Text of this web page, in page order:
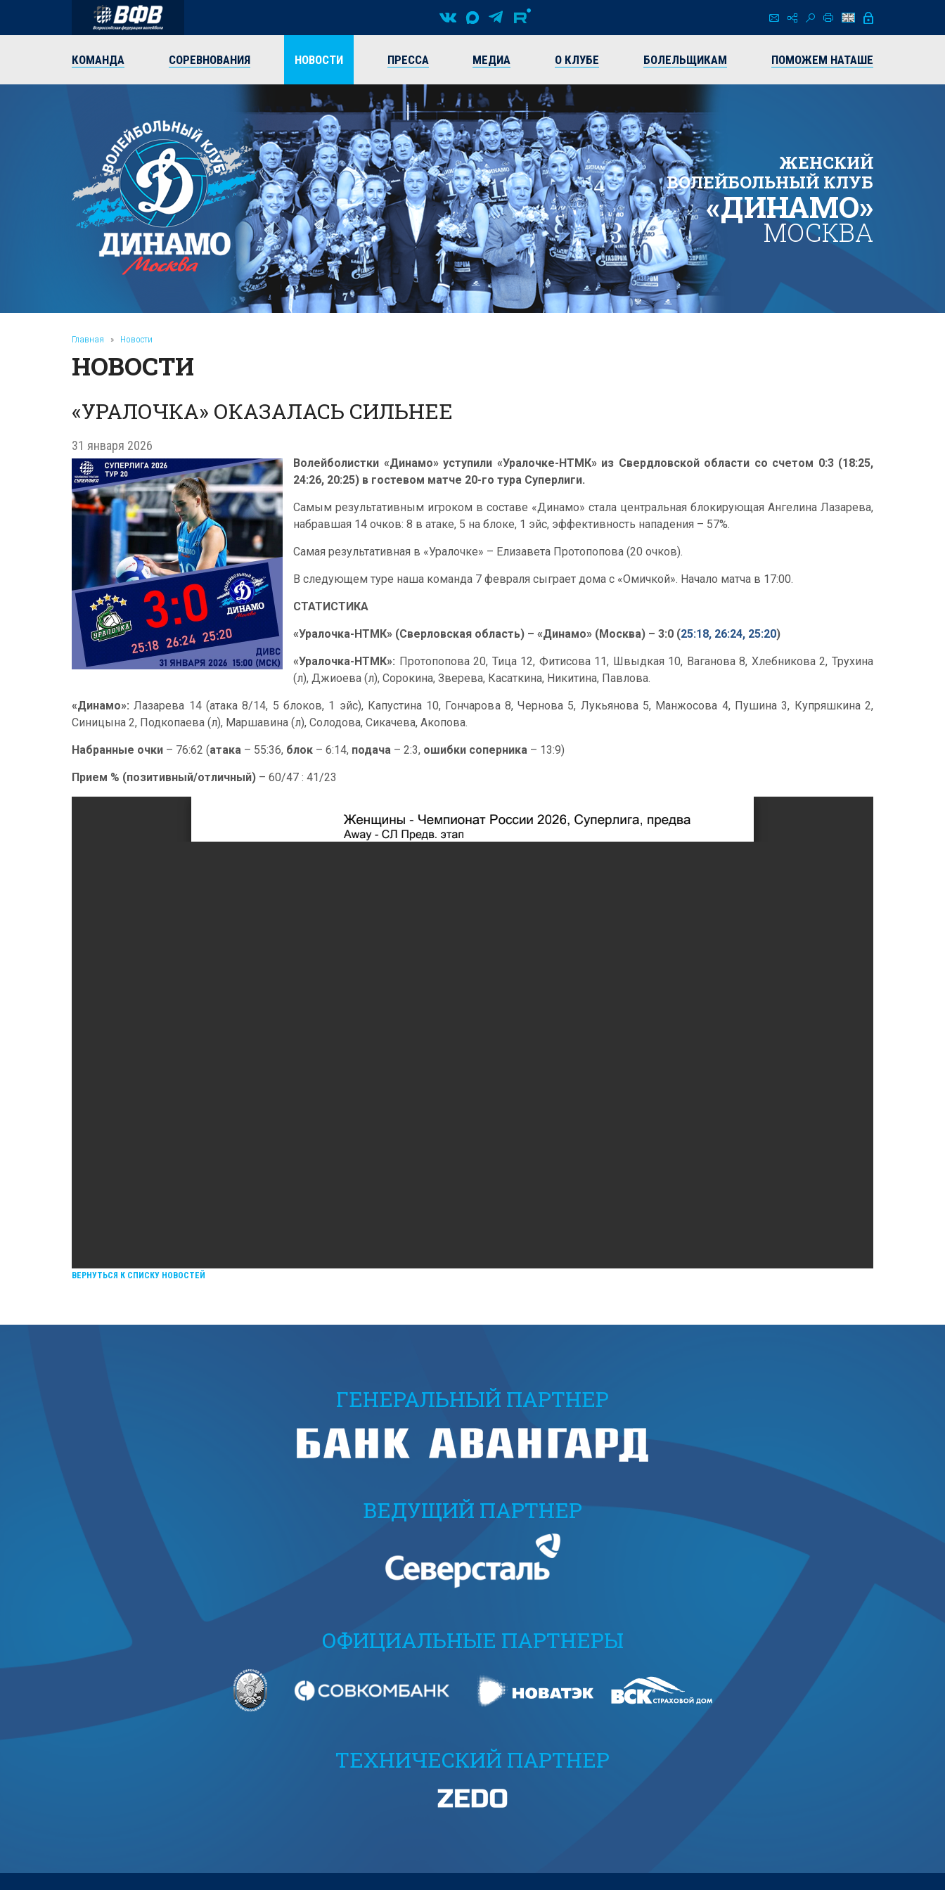
КОМАНДА СОРЕВНОВАНИЯ НОВОСТИ ПРЕССА МЕДИА О КЛУБЕ БОЛЕЛЬЩИКАМ ПОМОЖЕМ НАТАШЕ
ЖЕНСКИЙ
ВОЛЕЙБОЛЬНЫЙ КЛУБ
«ДИНАМО»
МОСКВА
Главная » Новости
НОВОСТИ
«УРАЛОЧКА» ОКАЗАЛАСЬ СИЛЬНЕЕ
31 января 2026
Волейболистки «Динамо» уступили «Уралочке-НТМК» из Свердловской области со счетом 0:3 (18:25,
24:26, 20:25) в гостевом матче 20-го тура Суперлиги.
Самым результативным игроком в составе «Динамо» стала центральная блокирующая Ангелина Лазарева,
набравшая 14 очков: 8 в атаке, 5 на блоке, 1 эйс, эффективность нападения – 57%.
Самая результативная в «Уралочке» – Елизавета Протопопова (20 очков).
В следующем туре наша команда 7 февраля сыграет дома с «Омичкой». Начало матча в 17:00.
СТАТИСТИКА
«Уралочка-НТМК» (Сверловская область) – «Динамо» (Москва) – 3:0 (25:18, 26:24, 25:20)
«Уралочка-НТМК»: Протопопова 20, Тица 12, Фитисова 11, Швыдкая 10, Ваганова 8, Хлебникова 2, Трухина
(л), Джиоева (л), Сорокина, Зверева, Касаткина, Никитина, Павлова.
«Динамо»: Лазарева 14 (атака 8/14, 5 блоков, 1 эйс), Капустина 10, Гончарова 8, Чернова 5, Лукьянова 5, Манжосова 4, Пушина 3, Купряшкина 2,
Синицына 2, Подкопаева (л), Маршавина (л), Солодова, Сикачева, Акопова.
Набранные очки – 76:62 (атака – 55:36, блок – 6:14, подача – 2:3, ошибки соперника – 13:9)
Прием % (позитивный/отличный) – 60/47 : 41/23
ВЕРНУТЬСЯ К СПИСКУ НОВОСТЕЙ
ГЕНЕРАЛЬНЫЙ ПАРТНЕР
ВЕДУЩИЙ ПАРТНЕР
ОФИЦИАЛЬНЫЕ ПАРТНЕРЫ
ТЕХНИЧЕСКИЙ ПАРТНЕР